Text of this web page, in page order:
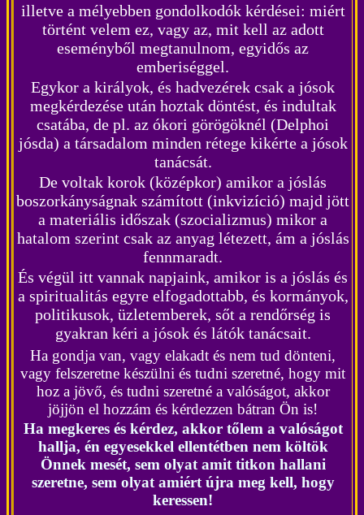
illetve a mélyebben gondolkodók kérdései: miért
történt velem ez, vagy az, mit kell az adott
eseményből megtanulnom, egyidős az
emberiséggel.
Egykor a királyok, és hadvezérek csak a jósok
megkérdezése után hoztak döntést, és indultak
csatába, de pl. az ókori görögöknél (Delphoi
jósda) a társadalom minden rétege kikérte a jósok
tanácsát.
De voltak korok (középkor) amikor a jóslás
boszorkányságnak számított (inkvizíció) majd jött
a materiális időszak (szocializmus) mikor a
hatalom szerint csak az anyag létezett, ám a jóslás
fennmaradt.
És végül itt vannak napjaink, amikor is a jóslás és
a spiritualitás egyre elfogadottabb, és kormányok,
politikusok, üzletemberek, sőt a rendőrség is
gyakran kéri a jósok és látók tanácsait.
Ha gondja van, vagy elakadt és nem tud dönteni,
vagy felszeretne készülni és tudni szeretné, hogy mit
hoz a jövő, és tudni szeretné a valóságot, akkor
jöjjön el hozzám és kérdezzen bátran Ön is!
Ha megkeres és kérdez, akkor tőlem a valóságot
hallja, én egyesekkel ellentétben nem költök
Önnek mesét, sem olyat amit titkon hallani
szeretne, sem olyat amiért újra meg kell, hogy
keressen!